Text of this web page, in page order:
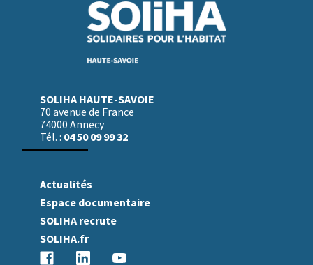
SOLIHA HAUTE-SAVOIE
70 avenue de France
74000 Annecy
Tél. : 04 50 09 99 32
Actualités
Espace documentaire
SOLIHA recrute
SOLIHA.fr
facebooklinkedinyoutube